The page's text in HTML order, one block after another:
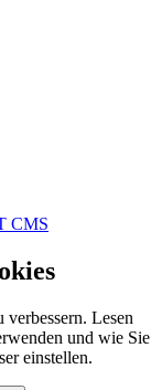
CMS
Lesen
und wie Sie
einstellen.